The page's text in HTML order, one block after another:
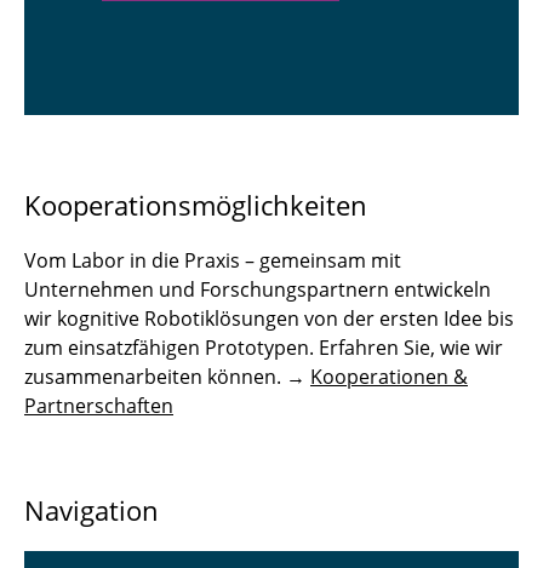
Kooperationsmöglichkeiten
Vom Labor in die Praxis – gemeinsam mit
Unternehmen und Forschungspartnern entwickeln
wir kognitive Robotiklösungen von der ersten Idee bis
zum einsatzfähigen Prototypen. Erfahren Sie, wie wir
zusammenarbeiten können. → Kooperationen &
Partnerschaften
Navigation